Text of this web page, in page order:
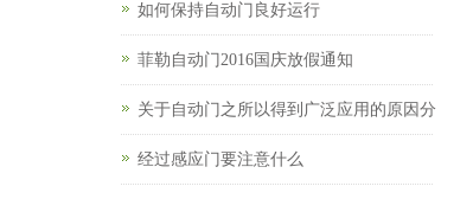
如何保持自动门良好运行
菲勒自动门2016国庆放假通知
关于自动门之所以得到广泛应用的原因分
经过感应门要注意什么